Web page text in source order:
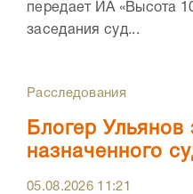
передает ИА «Высота
заседания суд...
Расследования
Блогер
назначенного
05.08.2026 11:21